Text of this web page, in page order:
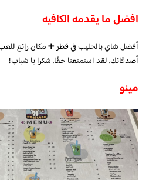
افضل ما يقدمه الكافيه
أفضل شاي بالحليب في قطر ➕ مكان رائع
أصدقائك. لقد استمتعنا حقًا. شكرا يا شباب!
مينو